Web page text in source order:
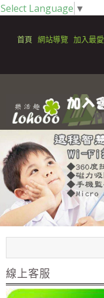
Select Language ▼
首頁 網站導覽 加入最愛
線上客服